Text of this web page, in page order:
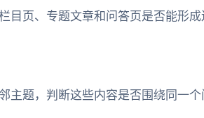
页、专题文章和问答页是否能形成
题，判断这些内容是否围绕同一个